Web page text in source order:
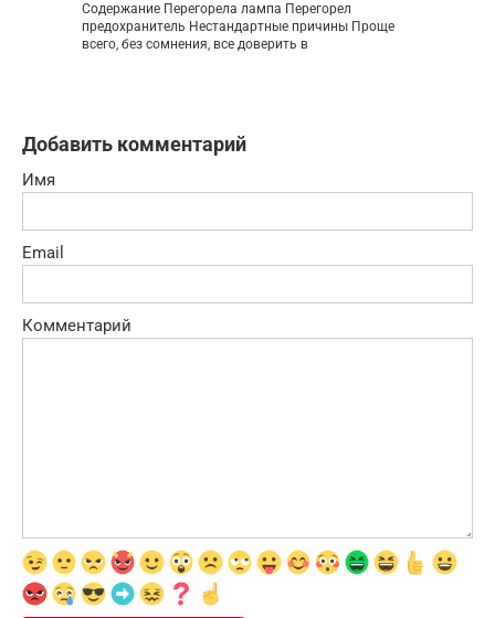
Содержание Перегорела лампа Перегорел
предохранитель Нестандартные причины Проще
всего, без сомнения, все доверить в
Добавить комментарий
Имя
Email
Комментарий